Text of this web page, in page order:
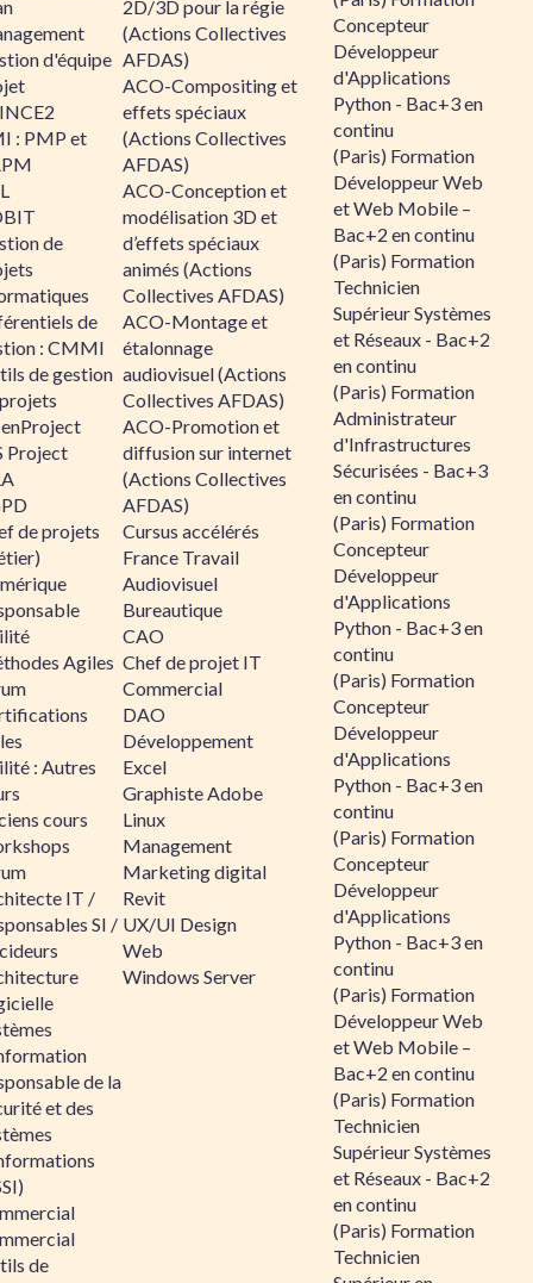
d'équipe
: PMP et
de
de
: CMMI
de gestion
Project
de projets
Agiles
: Autres
cours
IT /
SI /
de la
et des
de
2D/3D pour la régie
(Actions Collectives
AFDAS)
ACO-Compositing et
effets spéciaux
(Actions Collectives
AFDAS)
ACO-Conception et
modélisation 3D et
d’effets spéciaux
animés (Actions
Collectives AFDAS)
ACO-Montage et
étalonnage
audiovisuel (Actions
Collectives AFDAS)
ACO-Promotion et
diffusion sur internet
(Actions Collectives
AFDAS)
Cursus accélérés
France Travail
Audiovisuel
Bureautique
CAO
Chef de projet IT
Commercial
DAO
Développement
Excel
Graphiste Adobe
Linux
Management
Marketing digital
Revit
UX/UI Design
Web
Windows Server
Concepteur
Développeur
d'Applications
Python - Bac+3 en
continu
(Paris) Formation
Développeur Web
et Web Mobile –
Bac+2 en continu
(Paris) Formation
Technicien
Supérieur Systèmes
et Réseaux - Bac+2
en continu
(Paris) Formation
Administrateur
d'Infrastructures
Sécurisées - Bac+3
en continu
(Paris) Formation
Concepteur
Développeur
d'Applications
Python - Bac+3 en
continu
(Paris) Formation
Concepteur
Développeur
d'Applications
Python - Bac+3 en
continu
(Paris) Formation
Concepteur
Développeur
d'Applications
Python - Bac+3 en
continu
(Paris) Formation
Développeur Web
et Web Mobile –
Bac+2 en continu
(Paris) Formation
Technicien
Supérieur Systèmes
et Réseaux - Bac+2
en continu
(Paris) Formation
Technicien